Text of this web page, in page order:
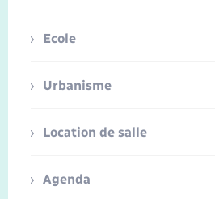
Ecole
Urbanisme
Location de salle
Agenda